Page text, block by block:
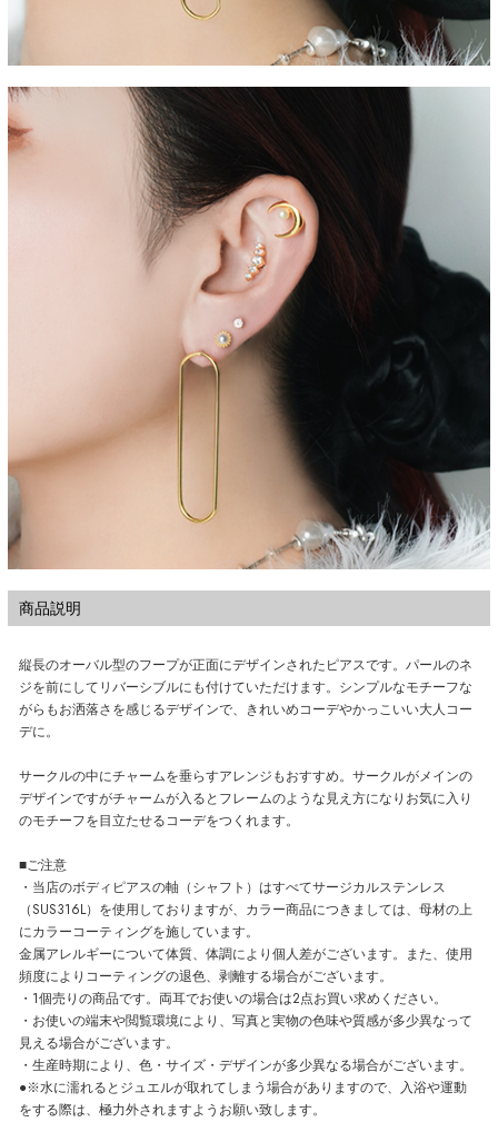
商品説明
縦長のオーバル型のフープが正面にデザインされたピアスです。パールのネ
ジを前にしてリバーシブルにも付けていただけます。シンプルなモチーフな
がらもお洒落さを感じるデザインで、きれいめコーデやかっこいい大人コー
デに。
サークルの中にチャームを垂らすアレンジもおすすめ。サークルがメインの
デザインですがチャームが入るとフレームのような見え方になりお気に入り
のモチーフを目立たせるコーデをつくれます。
■ご注意
・当店のボディピアスの軸（シャフト）はすべてサージカルステンレス
（SUS316L）を使用しておりますが、カラー商品につきましては、母材の上
にカラーコーティングを施しています。
金属アレルギーについて体質、体調により個人差がございます。また、使用
頻度によりコーティングの退色、剥離する場合がございます。
・1個売りの商品です。両耳でお使いの場合は2点お買い求めください。
・お使いの端末や閲覧環境により、写真と実物の色味や質感が多少異なって
見える場合がございます。
・生産時期により、色・サイズ・デザインが多少異なる場合がございます。
●※水に濡れるとジュエルが取れてしまう場合がありますので、入浴や運動
をする際は、極力外されますようお願い致します。